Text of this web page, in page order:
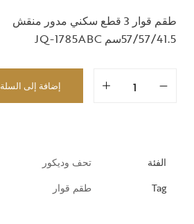
طقم قوار 3 قطع سكني مدور منقش
57/57/41.5سم JQ-1785ABC
إضافة إلى السلة
الفئة
تحف وديكور
Tag
طقم قوار